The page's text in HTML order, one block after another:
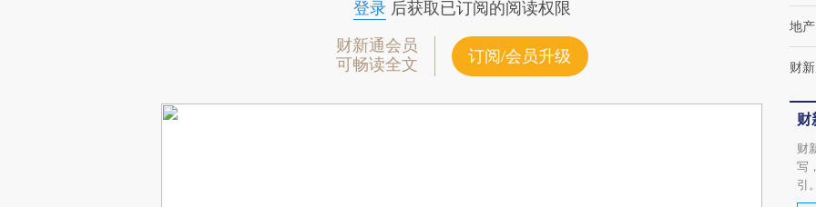
登录后获取已订阅的阅读权限
财新通会员
可畅读全文
订阅/会员升级
地产
财
财
财
写
引。